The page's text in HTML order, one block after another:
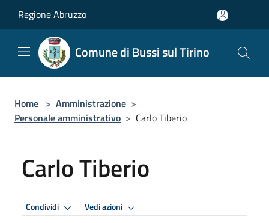
Regione Abruzzo
Comune di Bussi sul Tirino
Home > Amministrazione >
Personale amministrativo > Carlo Tiberio
Carlo Tiberio
Condividi Vedi azioni